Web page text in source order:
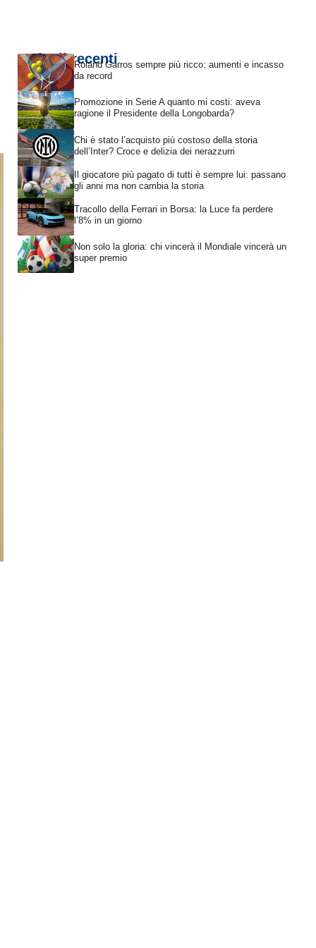
Articoli recentiRoland Garros sempre più ricco: aumenti e incasso
da record
Promozione in Serie A quanto mi costi: aveva
ragione il Presidente della Longobarda?
Chi è stato l’acquisto più costoso della storia
dell’Inter? Croce e delizia dei nerazzurri
Il giocatore più pagato di tutti è sempre lui: passano
gli anni ma non cambia la storia
Tracollo della Ferrari in Borsa: la Luce fa perdere
l’8% in un giorno
Non solo la gloria: chi vincerà il Mondiale vincerà un
super premio